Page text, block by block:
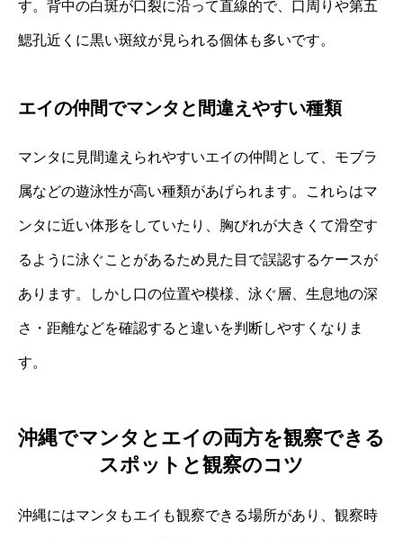
す。背中の白斑が口裂に沿って直線的で、口周りや第五
鰓孔近くに黒い斑紋が見られる個体も多いです。
エイの仲間でマンタと間違えやすい種類
マンタに見間違えられやすいエイの仲間として、モブラ
属などの遊泳性が高い種類があげられます。これらはマ
ンタに近い体形をしていたり、胸びれが大きくて滑空す
るように泳ぐことがあるため見た目で誤認するケースが
あります。しかし口の位置や模様、泳ぐ層、生息地の深
さ・距離などを確認すると違いを判断しやすくなりま
す。
沖縄でマンタとエイの両方を観察できる
スポットと観察のコツ
沖縄にはマンタもエイも観察できる場所があり、観察時